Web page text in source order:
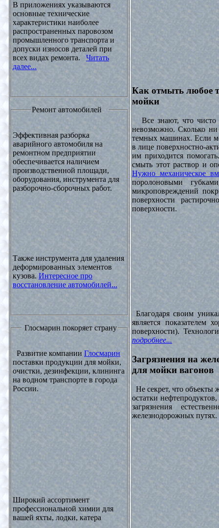
В приложениях указываются
основные технические
характеристики наиболее
распространенных паровозом
промышленного транспорта и
допуски износов деталей при
всех видах ремонта. Читать
далее...
Ремонт автомобилей
Эффективная разборка
аварийного автомобиля на
ремонтном предприятии
обеспечивается наличием
производственной площади,
оборудования, инструмента для
разборочно-сборочных работ.
Также инструмента для удаления
деформированных элементов
кузова.Интересное про
восстановление автомобилей...
Глосмарин покоряет страну
Развитие компании Глосмарин
поставки продукции для мойки,
очистки, дезинфекции, клининга
на водном транспорте в города
России.
Широкий ассортимент
профессиональной химии для
вашей яхты, лодки, катера
Как отмыть любое
мойки
Все знают, что чисто
невозможно. Сколько
темных машинах. Если
в лице поверхностно-
им приходится
смыть этот раствор и
Нужно механическое
поролоновыми
микроповреждений
поверхности
поверхности.
Благодаря своим
является показателем
поверхности).
подробнее...
Загрязнения на
для мойки вагонов
Не секрет, что объекты
остатки нефтепродуктов,
загрязнения
железнодорожных путях.